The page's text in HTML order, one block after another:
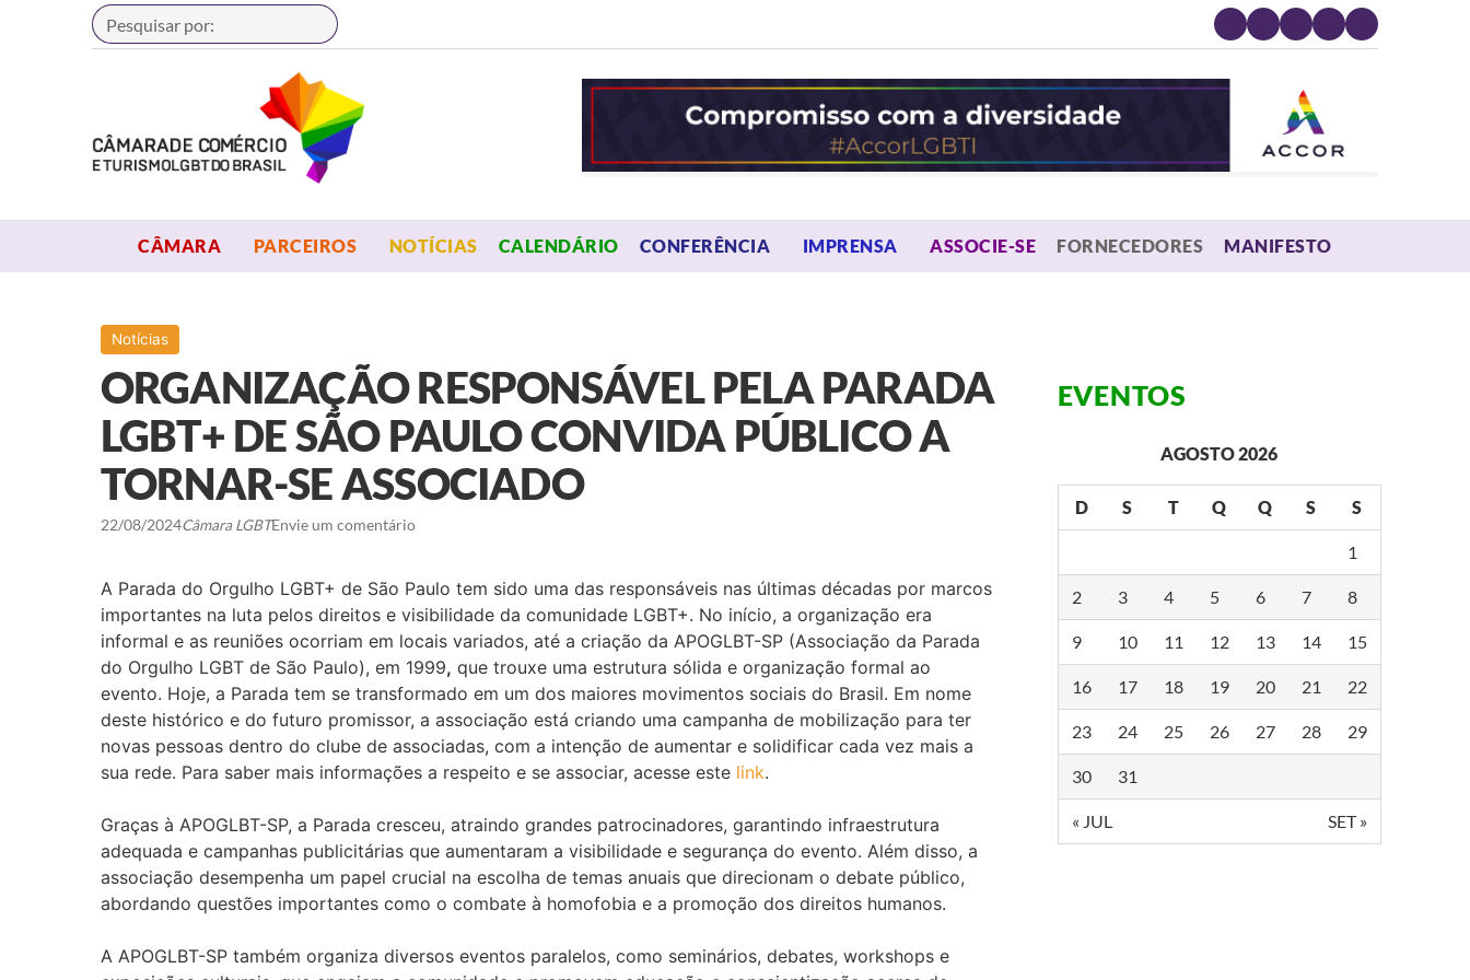
Buscar
CÂMARA OPEN MENU
PARCEIROS OPEN MENU
NOTÍCIAS CALENDÁRIO CONFERÊNCIA OPEN MENU
IMPRENSA OPEN MENU
ASSOCIE-SE FORNECEDORES MANIFESTO
Notícias
ORGANIZAÇÃO RESPONSÁVEL PELA PARADA
LGBT+ DE SÃO PAULO CONVIDA PÚBLICO A
TORNAR-SE ASSOCIADO
22/08/2024Câmara LGBTEnvie um comentário
A Parada do Orgulho LGBT+ de São Paulo tem sido uma das responsáveis nas últimas décadas por marcos
importantes na luta pelos direitos e visibilidade da comunidade LGBT+. No início, a organização era
informal e as reuniões ocorriam em locais variados, até a criação da APOGLBT-SP (Associação da Parada
do Orgulho LGBT de São Paulo), em 1999, que trouxe uma estrutura sólida e organização formal ao
evento. Hoje, a Parada tem se transformado em um dos maiores movimentos sociais do Brasil. Em nome
deste histórico e do futuro promissor, a associação está criando uma campanha de mobilização para ter
novas pessoas dentro do clube de associadas, com a intenção de aumentar e solidificar cada vez mais a
sua rede. Para saber mais informações a respeito e se associar, acesse este link.
Graças à APOGLBT-SP, a Parada cresceu, atraindo grandes patrocinadores, garantindo infraestrutura
adequada e campanhas publicitárias que aumentaram a visibilidade e segurança do evento. Além disso, a
associação desempenha um papel crucial na escolha de temas anuais que direcionam o debate público,
abordando questões importantes como o combate à homofobia e a promoção dos direitos humanos.
A APOGLBT-SP também organiza diversos eventos paralelos, como seminários, debates, workshops e
EVENTOS
AGOSTO 2026
D S T Q Q S S
1
2 3 4 5 6 7 8
9 10 11 12 13 14 15
16 17 18 19 20 21 22
23 24 25 26 27 28 29
30 31
« JUL SET »